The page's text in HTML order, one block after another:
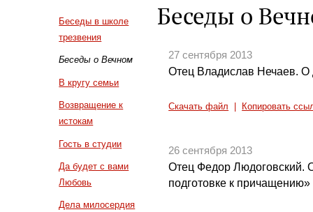
Беседы в школе
трезвения
Беседы о Вечном
В кругу семьи
Возвращение к
истокам
Гость в студии
Да будет с вами
Любовь
Дела милосердия
Беседы о
27 сентября 2013
Отец Владислав Нечаев. О
Скачать файл Копировать
26 сентября 2013
Отец Федор Людоговский.
подготовке к причащению»